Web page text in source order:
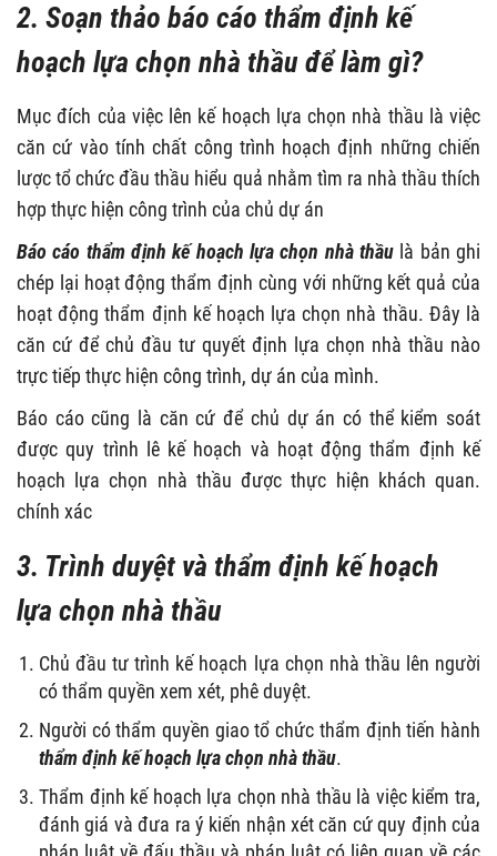
2. Soạn thảo báo cáo thẩm định kế
hoạch lựa chọn nhà thầu để làm gì?
Mục đích của việc lên kế hoạch lựa chọn nhà thầu là việc
căn cứ vào tính chất công trình hoạch định những chiến
lược tổ chức đầu thầu hiểu quả nhằm tìm ra nhà thầu thích
hợp thực hiện công trình của chủ dự án
Báo cáo thẩm định kế hoạch lựa chọn nhà thầu là bản ghi
chép lại hoạt động thẩm định cùng với những kết quả của
hoạt động thẩm định kế hoạch lựa chọn nhà thầu. Đây là
căn cứ để chủ đầu tư quyết định lựa chọn nhà thầu nào
trực tiếp thực hiện công trình, dự án của mình.
Báo cáo cũng là căn cứ để chủ dự án có thể kiểm soát
được quy trình lê kế hoạch và hoạt động thẩm định kế
hoạch lựa chọn nhà thầu được thực hiện khách quan.
chính xác
3. Trình duyệt và thẩm định kế hoạch
lựa chọn nhà thầu
Chủ đầu tư trình kế hoạch lựa chọn nhà thầu lên người
có thẩm quyền xem xét, phê duyệt.
Người có thẩm quyền giao tổ chức thẩm định tiến hành
thẩm định kế hoạch lựa chọn nhà thầu.
Thẩm định kế hoạch lựa chọn nhà thầu là việc kiểm tra,
đánh giá và đưa ra ý kiến nhận xét căn cứ quy định của